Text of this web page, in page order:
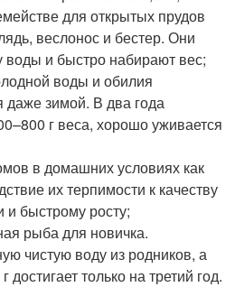
для открытых прудов
веслонос и бестер. Они
воды и быстро набирают вес;
воды и обилия
даже зимой. В два года
г веса, хорошо уживается
в домашних условиях как
их терпимости к качеству
быстрому росту;
рыба для новичка.
чистую воду из родников, а
достигает только на третий год.